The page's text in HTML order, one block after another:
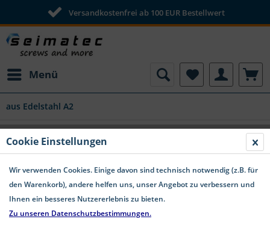
Versandkostenfrei ab 100 EUR Bestellwert
Menü
aus Edelstahl A2
Sprengring Edelstahl A2 Form B DIN 127
(2)
Cookie Einstellungen
Wir verwenden Cookies. Einige davon sind technisch notwendig (z.B. für
den Warenkorb), andere helfen uns, unser Angebot zu verbessern und
Ihnen ein besseres Nutzererlebnis zu bieten.
Zu unseren Datenschutzbestimmungen.